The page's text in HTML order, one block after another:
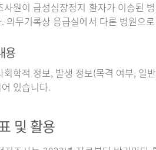
사원이 급성심장정지 환자가 이송된
의무기록상 응급실에서 다른 병원으
용
회학적 정보, 발생 정보(목격 여부, 일
있습니다.
및 활용